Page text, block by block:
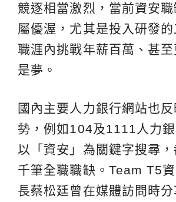
競逐相當激烈，當前資安
屬優渥，尤其是投入研發
職涯內挑戰年薪百萬、甚
是夢。
國內主要人力銀行網站也
勢，例如104及1111人力
以「資安」為關鍵字搜尋
千筆全職職缺。Team T5
長蔡松廷曾在媒體訪問時